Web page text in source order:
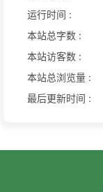
运行时间 :
本站总字数 :
本站访客数 :
本站总浏览量 :
最后更新时间 :